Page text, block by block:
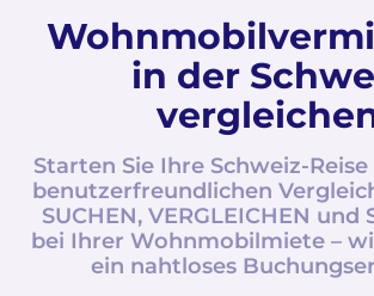
in der
Starten Sie Ihre Schweiz-
benutzerfreundlichen
SUCHEN, VERGLEICHEN und
bei Ihrer Wohnmobilmiete –
ein nahtloses